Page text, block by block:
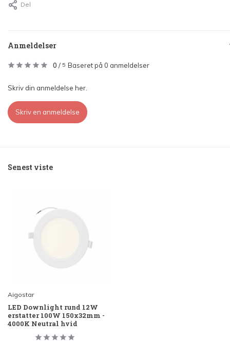
Del
Anmeldelser
0 / 5 Baseret på 0 anmeldelser
Skriv din anmeldelse her.
Skriv en anmeldelse
Senest viste
Aigostar
LED Downlight rund 12W
erstatter 100W 150x32mm -
4000K Neutral hvid